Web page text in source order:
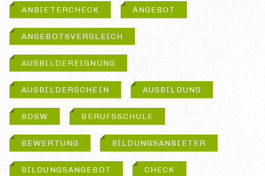
ANBIETERCHECK ANGEBOT
ANGEBOTSVERGLEICH
AUSBILDEREIGNUNG
AUSBILDERSCHEIN AUSBILDUNG
BDSW BERUFSSCHULE
BEWERTUNG BILDUNGSANBIETER
BILDUNGSANGEBOT CHECK